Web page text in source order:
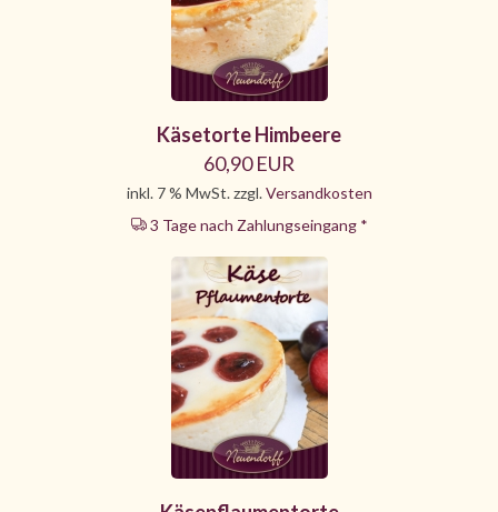
Käsetorte Himbeere
60,90 EUR
inkl. 7 % MwSt. zzgl.Versandkosten
3 Tage nach Zahlungseingang *